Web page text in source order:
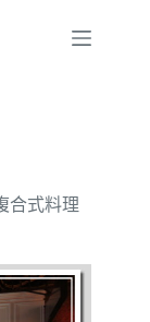
合式料理